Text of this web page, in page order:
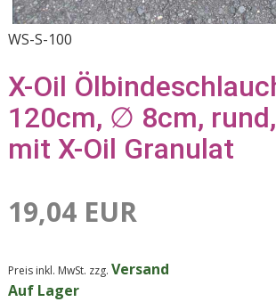
WS-S-100
X-Oil
120cm, ∅ 8cm,
mit X-Oil Granulat
19,04 EUR
Preis inkl. MwSt. zzg. Versand
Auf Lager